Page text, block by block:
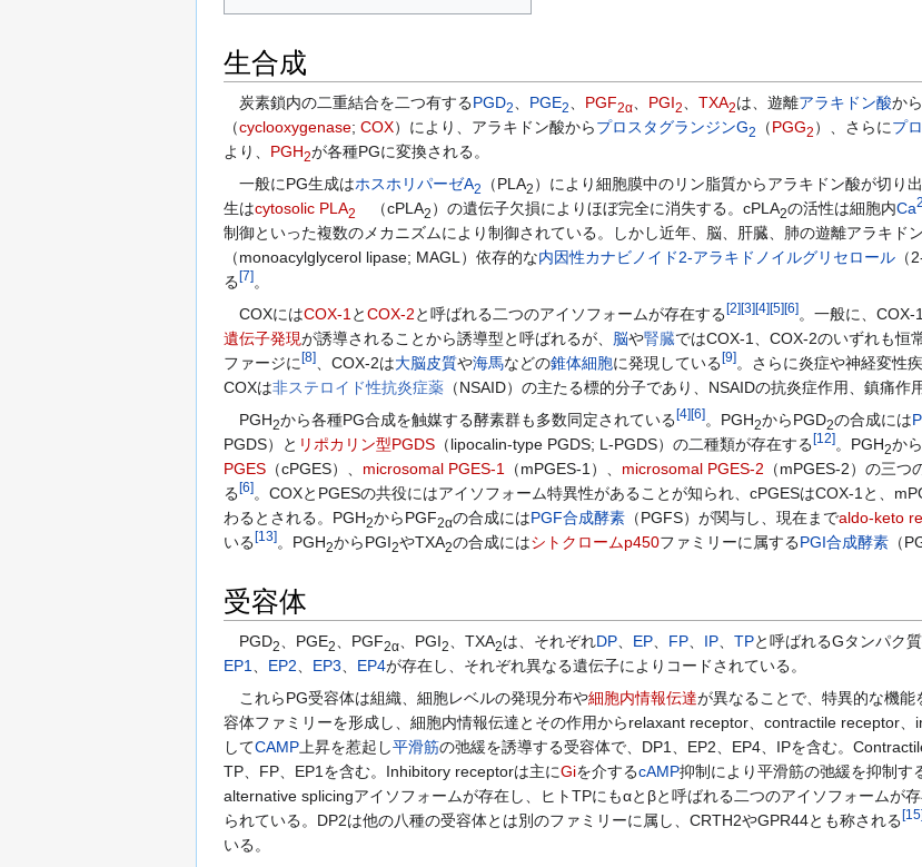
生合成
炭素鎖内の二重結合を二つ有するPGD2 PGE2 PGF2α PGI2 TXA2は、遊離アラキドン酸か
（cyclooxygenase; COX）により、アラキドン酸からプロスタグランジンG2 （PGG2 ）、さらにプ
より、 PGH2が各種PGに変換される。
一般にPG生成はホスホリパーゼA2 （PLA2 ）により細胞膜中のリン脂質からアラキドン酸が切り
生はcytosolic PLA2 （cPLA2 ）の遺伝子欠損によりほぼ完全に消失する。cPLA2の活性は細胞内Ca
制御といった複数のメカニズムにより制御されている。しかし近年、脳、肝臓、肺の遊離アラキド
（monoacylglycerol lipase; MAGL）依存的な内因性カナビノイド2-アラキドノイルグリセロール
る[7]。
COXにはCOX-1 とCOX-2と呼ばれる二つのアイソフォームが存在する[2][3][4][5][6]。一般に、COX-
遺伝子発現が誘導されることから誘導型と呼ばれるが、 脳や腎臓ではCOX-1、COX-2のいずれも恒
ファージに[8] 、COX-2は大脳皮質や海馬などの錐体細胞に発現している[9]。さらに炎症や神経変性疾
COXは非ステロイド性抗炎症薬 （NSAID）の主たる標的分子であり、NSAIDの抗炎症作用、鎮痛
PGH2から各種PG合成を触媒する酵素群も多数同定されている[4][6]。PGH2からPGD2の合成には
PGDS）と リポカリン型PGDS （lipocalin-type PGDS; L-PGDS）の二種類が存在する[12]。PGH2か
PGES （cPGES）、 microsomal PGES-1 （mPGES-1）、 microsomal PGES-2 （mPGES-2）の三
る[6]。COXとPGESの共役にはアイソフォーム特異性があることが知られ、cPGESはCOX-1と、
わるとされる。PGH2からPGF2αの合成にはPGF合成酵素 （PGFS）が関与し、現在までaldo-keto
いる[13]。PGH2からPGI2やTXA2の合成にはシトクロームp450ファミリーに属するPGI合成酵素 （
受容体
PGD2 、PGE2 、PGF2α 、PGI2 、TXA2は、それぞれDP EP FP IP TPと呼ばれるGタンパク
EP1
EP2 EP3 EP4が存在し、それぞれ異なる遺伝子によりコードされている。
これらPG受容体は組織、細胞レベルの発現分布や細胞内情報伝達が異なることで、特異的な機能
容体ファミリーを形成し、細胞内情報伝達とその作用からrelaxant receptor、contractile receptor
してCAMP 上昇を惹起し平滑筋の弛緩を誘導する受容体で、DP1、EP2、EP4、IPを含む。
TP、FP、EP1を含む。Inhibitory receptorは主にGiを介するcAMP抑制により平滑筋の弛緩を抑制す
alternative splicingアイソフォームが存在し、ヒトTPにもαとβと呼ばれる二つのアイソフォームが
られている。DP2は他の八種の受容体とは別のファミリーに属し、CRTH2やGPR44とも称される [15]
いる。